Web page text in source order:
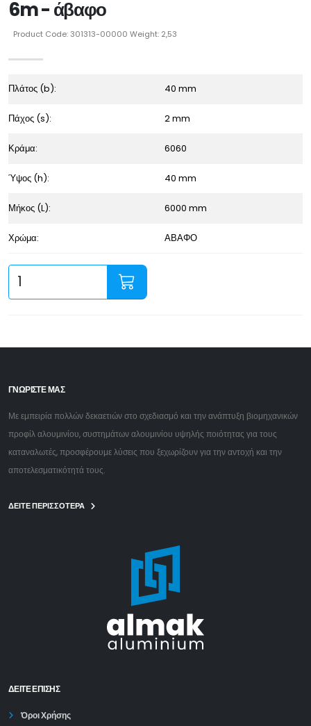
6m - άβαφο
Product Code: 301313-00000 Weight: 2,53
Πλάτος (b): 40 mm
Πάχος (s): 2 mm
Κράμα: 6060
Ύψος (h): 40 mm
Μήκος (L): 6000 mm
Χρώμα: ΑΒΑΦΟ
ΓΝΩΡΙΣΤΕ ΜΑΣ
Με εμπειρία πολλών δεκαετιών στο σχεδιασμό και την ανάπτυξη βιομηχανικών
προφίλ αλουμινίου, συστημάτων αλουμινίου υψηλής ποιότητας για τους
καταναλωτές, προσφέρουμε λύσεις που ξεχωρίζουν για την αντοχή και την
αποτελεσματικότητά τους.
ΔΕΙΤΕ ΠΕΡΙΣΣΟΤΕΡΑ
ΔΕΊΤΕ ΕΠΙΣΗΣ
Όροι Χρήσης